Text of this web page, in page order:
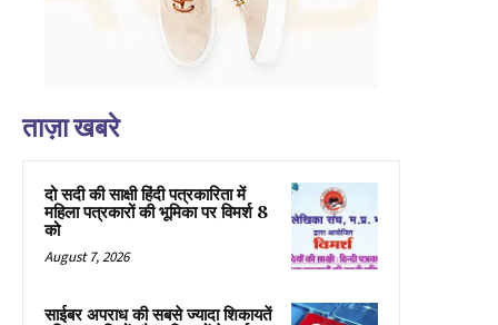
ताज़ा खबरे
दो सदी की साक्षी हिंदी पत्रकारिता में
महिला पत्रकारों की भूमिका पर विमर्श 8
को
August 7, 2026
साईबर अपराध की सबसे ज्यादा शिकायतें